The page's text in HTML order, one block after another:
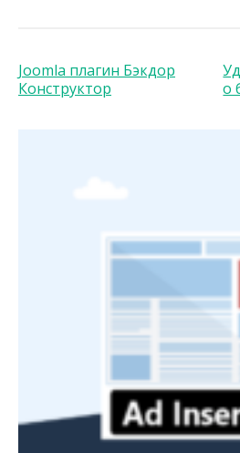
Joomla плагин Бэкдор
Конструктор
о